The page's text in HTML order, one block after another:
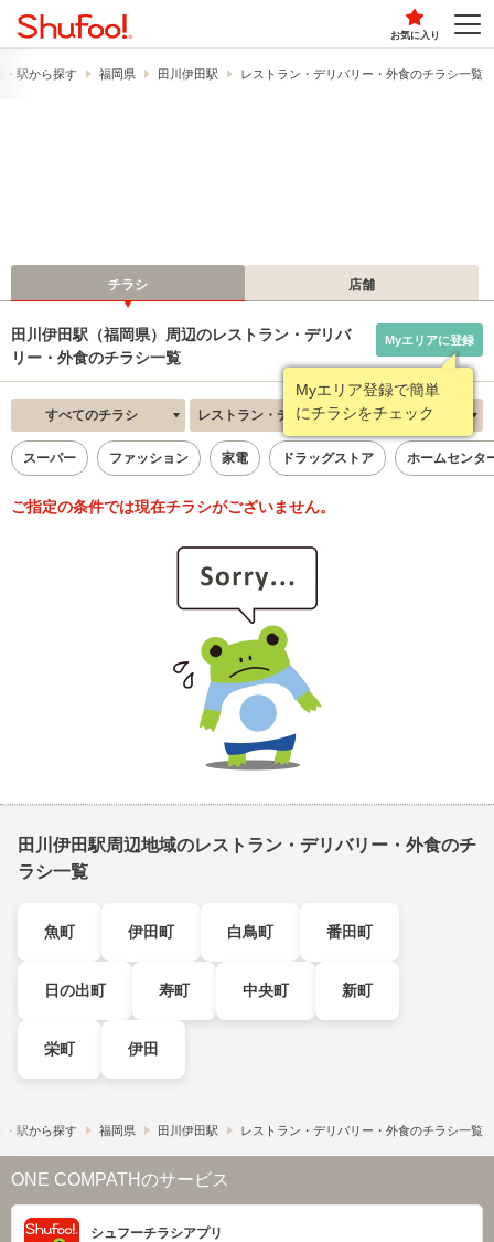
お気に入り
・駅から探す 福岡県 田川伊田駅 レストラン・デリバリー・外食のチラシ一覧
チラシ 店舗
田川伊田駅（福岡県）周辺のレストラン・デリバ
リー・外食のチラシ一覧
Myエリア登録で簡単
にチラシをチェック
Myエリアに登録
すべてのチラシ レストラン・デリバリー・外食 新着順
スーパー ファッション 家電 ドラッグストア ホームセンタ
ご指定の条件では現在チラシがございません。
田川伊田駅周辺地域のレストラン・デリバリー・外食のチ
ラシ一覧
魚町 伊田町 白鳥町 番田町
日の出町 寿町 中央町 新町
栄町 伊田
・駅から探す 福岡県 田川伊田駅 レストラン・デリバリー・外食のチラシ一覧
ONE COMPATHのサービス
シュフーチラシアプリ